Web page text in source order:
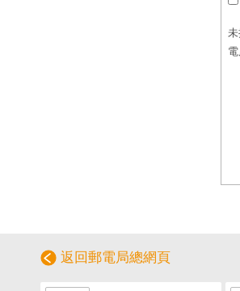
返回郵電局總網頁